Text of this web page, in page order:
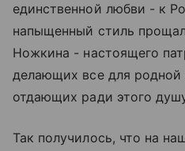
единственной любви - к
напыщенный стиль
Ножкина - настоящего
делающих все для
отдающих ради этого
Так получилось, что на